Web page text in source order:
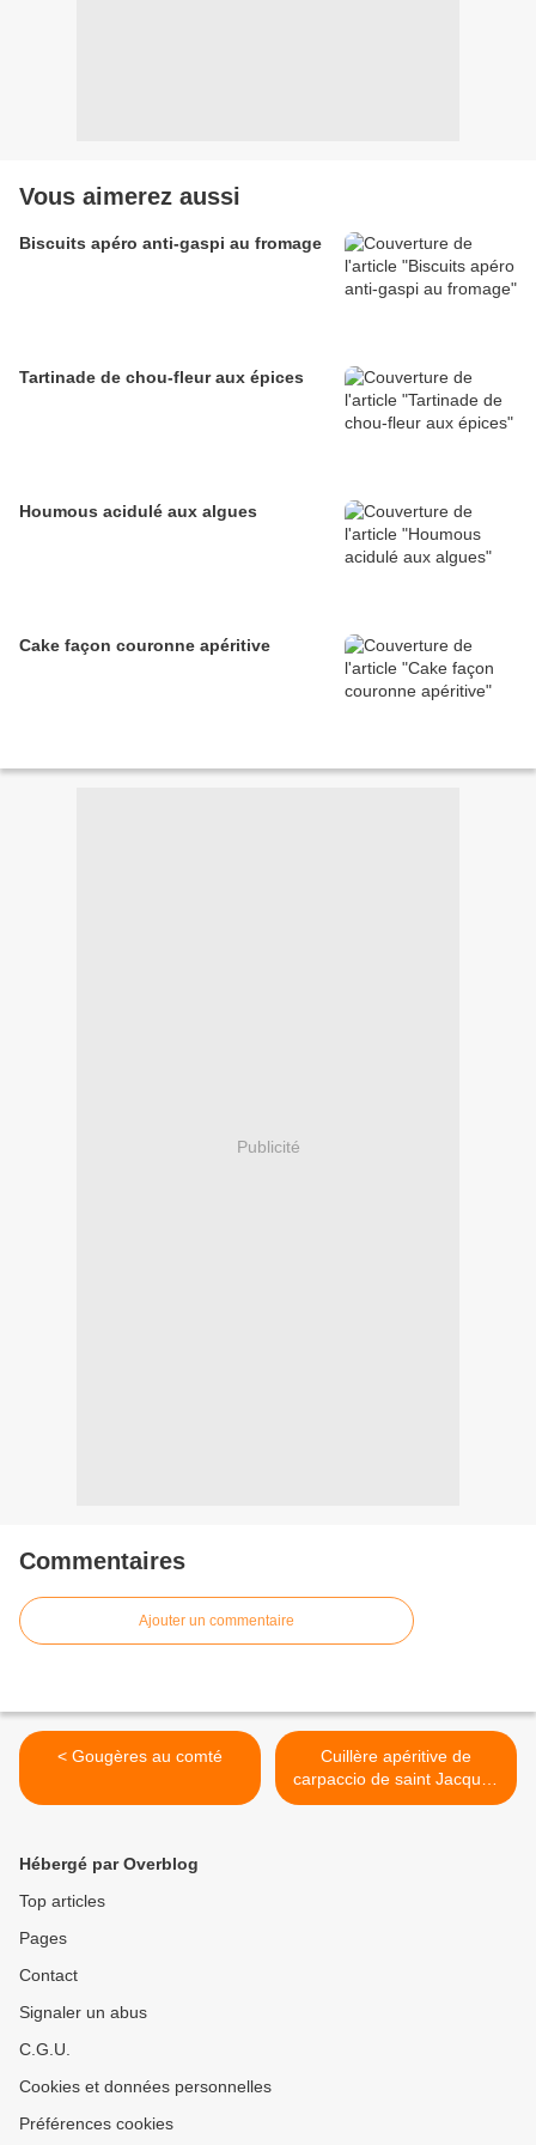
Vous aimerez aussi
Biscuits apéro anti-gaspi au fromage
Tartinade de chou-fleur aux épices
Houmous acidulé aux algues
Cake façon couronne apéritive
Publicité
Commentaires
Ajouter un commentaire
< Gougères au comté
Cuillère apéritive de
carpaccio de saint Jacques
à l'huile de sésame et oeufs
Hébergé par Overblog
Top articles
Pages
Contact
Signaler un abus
C.G.U.
Cookies et données personnelles
Préférences cookies